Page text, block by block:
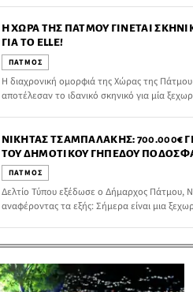
Η ΧΏΡΑ ΤΗΣ ΠΆΤΜΟΥ ΓΊΝΕΤΑΙ
ΓΙΑ ΤΟ ELLE!
ΠΑΤΜΟΣ
Η διαχρονική ομορφιά της Χώρας της
αποτέλεσαν το ιδανικό σκηνικό για μία
ΝΙΚΉΤΑΣ ΤΣΑΜΠΑΛΆΚΗΣ: 700.000€
ΤΟΥ ΔΗΜΟΤΙΚΟΎ ΓΗΠΈΔΟΥ
«ΜΑΝΏΛΗΣ ΣΤΡΆΤΑΣ»
ΠΑΤΜΟΣ
Δελτίο Τύπου εξέδωσε ο Δήμαρχος Πάτμου,
αναφέροντας τα εξής: Σήμερα είναι μια
σειρά ετών αθλητές, γονείς και την τοπική
πέτυχε την εξασφάλιση χρηματοδότησης […]